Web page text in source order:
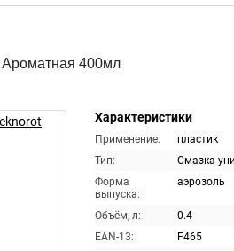
Ароматная 400мл
Характеристики
Применение:
пластик
Тип:
Смазка
Форма
выпуска:
аэрозоль
Объём, л:
0.4
EAN-13:
F465